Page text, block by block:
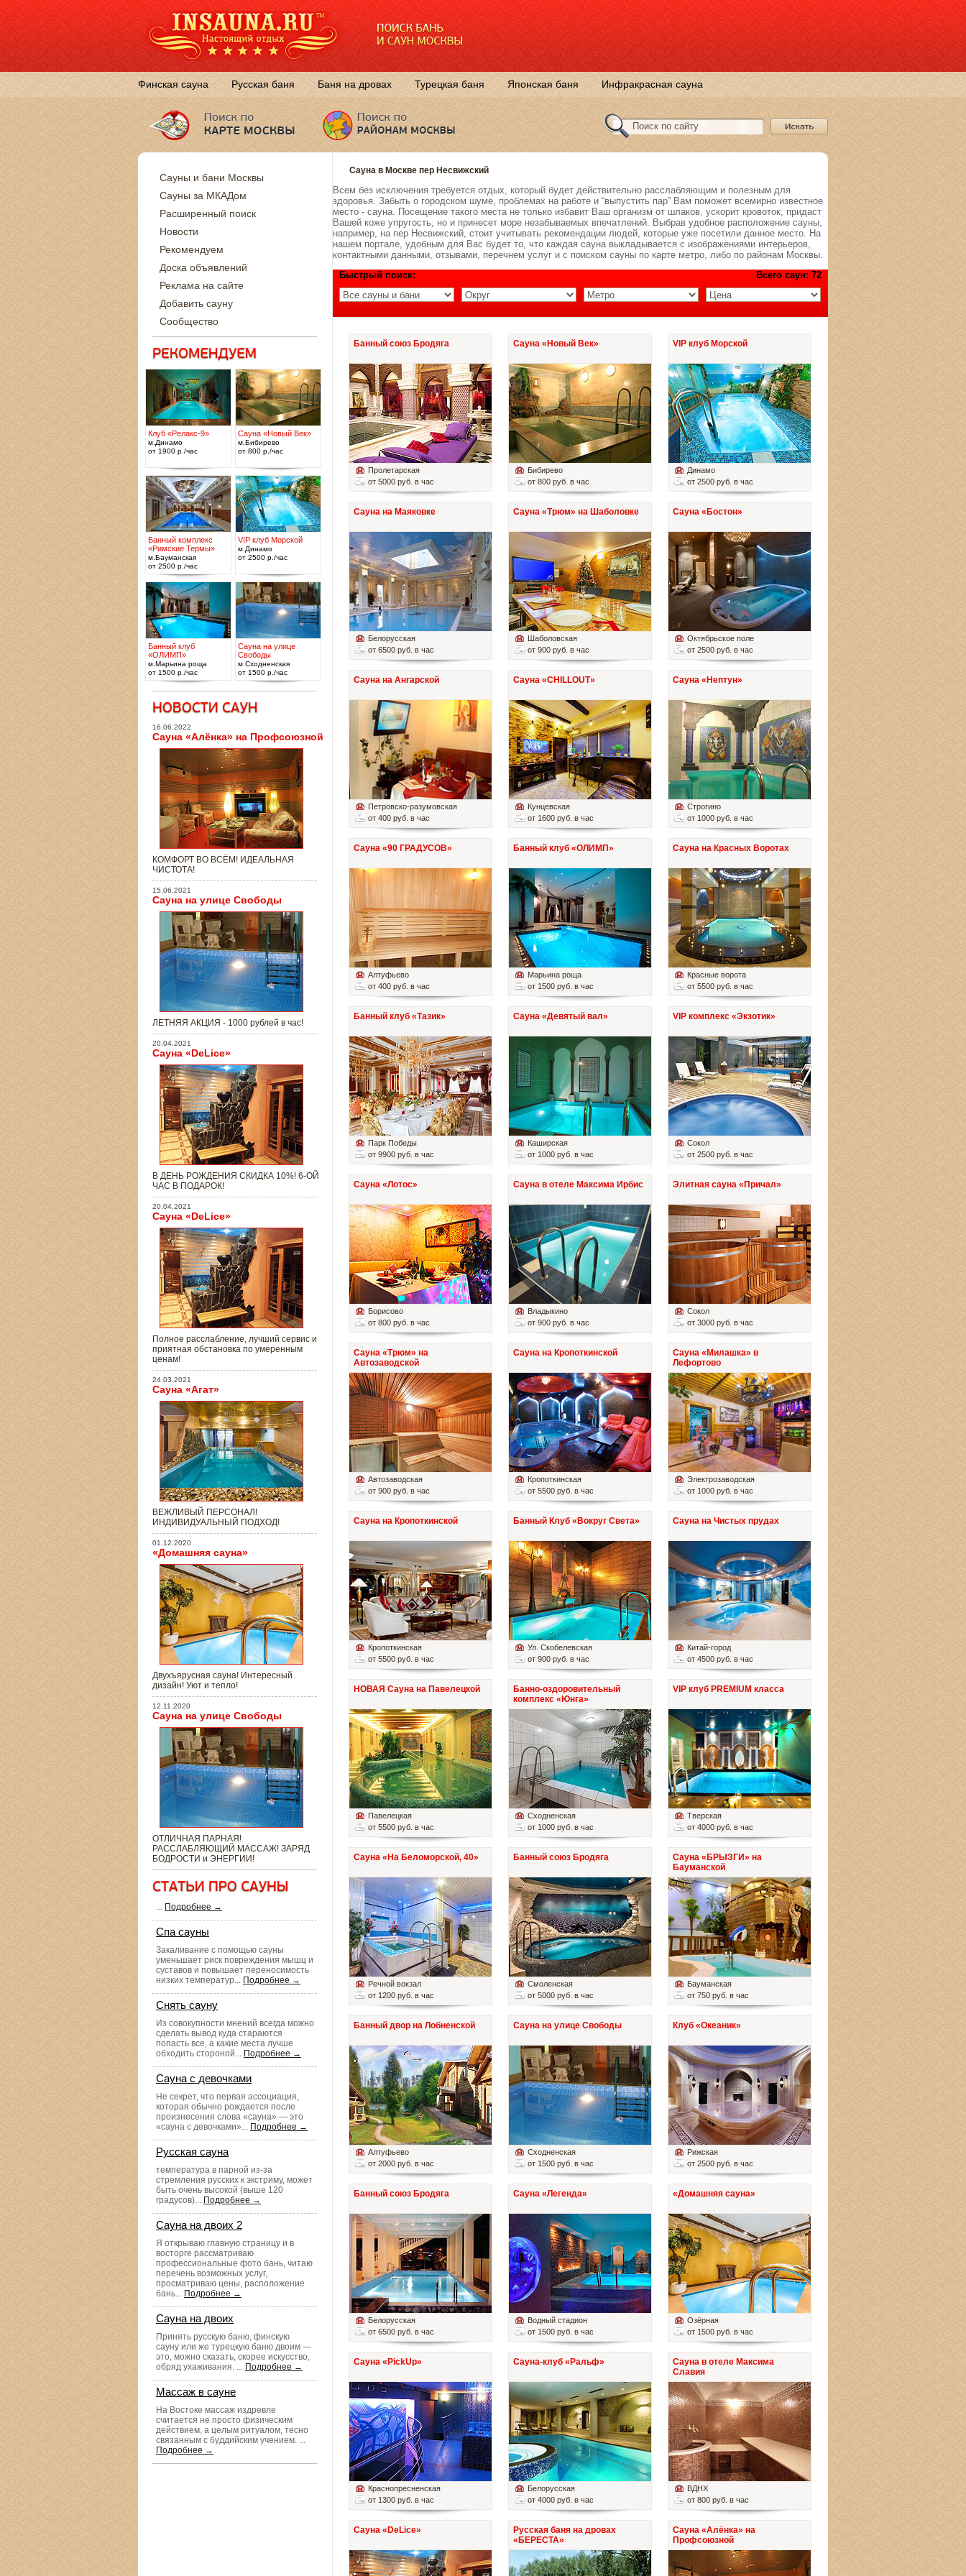
Финская сауна Русская баня Баня на дровах Турецкая баня Японская баня Инфракрасная сауна
Сауна в Москве пер Несвижский
Всем без исключения требуется отдых, который будет действительно расслабляющим и полезным для
здоровья. Забыть о городском шуме, проблемах на работе и “выпустить пар” Вам поможет всемирно известное
место - сауна. Посещение такого места не только избавит Ваш организм от шлаков, ускорит кровоток, придаст
Вашей коже упругость, но и принесет море незабываемых впечатлений. Выбрав удобное расположение сауны,
например, на пер Несвижский, стоит учитывать рекомендации людей, которые уже посетили данное место. На
нашем портале, удобным для Вас будет то, что каждая сауна выкладывается с изображениями интерьеров,
контактными данными, отзывами, перечнем услуг и с поиском сауны по карте метро, либо по районам Москвы.
Всего саун: 72
Быстрый поиск:
Банный союз Бродяга
Пролетарская
от 5000 руб. в час
Сауна «Новый Век»
Бибирево
от 800 руб. в час
VIP клуб Морской
Динамо
от 2500 руб. в час
Сауна на Маяковке
Белорусская
от 6500 руб. в час
Сауна «Трюм» на Шаболовке
Шаболовская
от 900 руб. в час
Сауна «Бостон»
Октябрьское поле
от 2500 руб. в час
Сауна на Ангарской
Петровско-разумовская
от 400 руб. в час
Сауна «CHILLOUT»
Кунцевская
от 1600 руб. в час
Сауна «Нептун»
Строгино
от 1000 руб. в час
Сауна «90 ГРАДУСОВ»
Алтуфьево
от 400 руб. в час
Банный клуб «ОЛИМП»
Марьина роща
от 1500 руб. в час
Сауна на Красных Воротах
Красные ворота
от 5500 руб. в час
Банный клуб «Тазик»
Парк Победы
от 9900 руб. в час
Сауна «Девятый вал»
Каширская
от 1000 руб. в час
VIP комплекс «Экзотик»
Сокол
от 2500 руб. в час
Сауна «Лотос»
Борисово
от 800 руб. в час
Сауна в отеле Максима Ирбис
Владыкино
от 900 руб. в час
Элитная сауна «Причал»
Сокол
от 3000 руб. в час
Сауна «Трюм» на
Автозаводской
Автозаводская
от 900 руб. в час
Сауна на Кропоткинской
Кропоткинская
от 5500 руб. в час
Сауна «Милашка» в
Лефортово
Электрозаводская
от 1000 руб. в час
Сауна на Кропоткинской
Кропоткинская
от 5500 руб. в час
Банный Клуб «Вокруг Света»
Ул. Скобелевская
от 900 руб. в час
Сауна на Чистых прудах
Китай-город
от 4500 руб. в час
НОВАЯ Сауна на Павелецкой
Павелецкая
от 5500 руб. в час
Банно-оздоровительный
комплекс «Юнга»
Сходненская
от 1000 руб. в час
VIP клуб PREMIUM класса
Тверская
от 4000 руб. в час
Сауна «На Беломорской, 40»
Речной вокзал
от 1200 руб. в час
Банный союз Бродяга
Смоленская
от 5000 руб. в час
Сауна «БРЫЗГИ» на
Бауманской
Бауманская
от 750 руб. в час
Банный двор на Лобненской
Алтуфьево
от 2000 руб. в час
Сауна на улице Свободы
Сходненская
от 1500 руб. в час
Клуб «Океаник»
Рижская
от 2500 руб. в час
Банный союз Бродяга
Белорусская
от 6500 руб. в час
Сауна «Легенда»
Водный стадион
от 1500 руб. в час
«Домашняя сауна»
Озёрная
от 1500 руб. в час
Сауна «PickUp»
Краснопресненская
от 1300 руб. в час
Сауна-клуб «Ральф»
Белорусская
от 4000 руб. в час
Сауна в отеле Максима
Славия
ВДНХ
от 800 руб. в час
Сауна «DeLice»
Русская баня на дровах
«БЕРЕСТА»
Сауна «Алёнка» на
Профсоюзной
Сауны и бани Москвы
Сауны за МКАДом
Расширенный поиск
Новости
Рекомендуем
Доска объявлений
Реклама на сайте
Добавить сауну
Сообщество
Клуб «Релакс-9»
м.Динамо
от 1900 р./час
Сауна «Новый Век»
м.Бибирево
от 800 р./час
Банный комплекс
«Римские Термы»
м.Бауманская
от 2500 р./час
VIP клуб Морской
м.Динамо
от 2500 р./час
Банный клуб
«ОЛИМП»
м.Марьина роща
от 1500 р./час
Сауна на улице
Свободы
м.Сходненская
от 1500 р./час
16.06.2022
Сауна «Алёнка» на Профсоюзной
КОМФОРТ ВО ВСЁМ! ИДЕАЛЬНАЯ
ЧИСТОТА!
15.06.2021
Сауна на улице Свободы
ЛЕТНЯЯ АКЦИЯ - 1000 рублей в час!
20.04.2021
Сауна «DeLice»
В ДЕНЬ РОЖДЕНИЯ СКИДКА 10%! 6-ОЙ
ЧАС В ПОДАРОК!
20.04.2021
Сауна «DeLice»
Полное расслабление, лучший сервис и
приятная обстановка по умеренным
ценам!
24.03.2021
Сауна «Агат»
ВЕЖЛИВЫЙ ПЕРСОНАЛ!
ИНДИВИДУАЛЬНЫЙ ПОДХОД!
01.12.2020
«Домашняя сауна»
Двухъярусная сауна! Интересный
дизайн! Уют и тепло!
12.11.2020
Сауна на улице Свободы
ОТЛИЧНАЯ ПАРНАЯ!
РАССЛАБЛЯЮЩИЙ МАССАЖ! ЗАРЯД
БОДРОСТИ и ЭНЕРГИИ!
... Подробнее →
Спа сауны
Закаливание с помощью сауны
уменьшает риск повреждения мышц и
суставов и повышает переносимость
низких температур... Подробнее →
Снять сауну
Из совокупности мнений всегда можно
сделать вывод куда стараются
попасть все, а какие места лучше
обходить стороной... Подробнее →
Сауна с девочками
Не секрет, что первая ассоциация,
которая обычно рождается после
произнесения слова «сауна» — это
«сауна с девочками»... Подробнее →
Русская сауна
температура в парной из-за
стремления русских к экстриму, может
быть очень высокой (выше 120
градусов)... Подробнее →
Сауна на двоих 2
Я открываю главную страницу и в
восторге рассматриваю
профессиональные фото бань, читаю
перечень возможных услуг,
просматриваю цены, расположение
бань... Подробнее →
Сауна на двоих
Принять русскую баню, финскую
сауну или же турецкую баню двоим —
это, можно сказать, скорее искусство,
обряд ухаживания. ... Подробнее →
Массаж в сауне
На Востоке массаж издревле
считается не просто физическим
действием, а целым ритуалом, тесно
связанным с буддийским учением. ...
Подробнее →